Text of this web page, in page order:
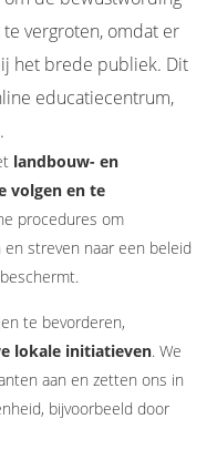
vergroten, omdat er
het brede publiek. Dit
educatiecentrum,
landbouw- en
volgen en te
procedures om
streven naar een beleid
te bevorderen,
lokale initiatieven. We
aan en zetten ons in
bijvoorbeeld door